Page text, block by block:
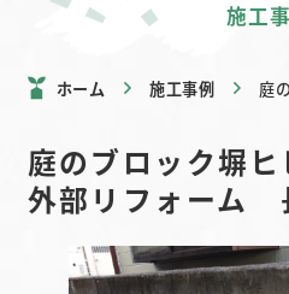
施工
ホーム 施工事例 庭
庭のブロック塀ヒ
外部リフォーム